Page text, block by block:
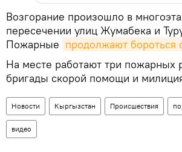
Возгорание произошло в
пересечении улиц Жумабека и
Пожарные продолжают бороться
На месте работают три пожарных
бригады скорой помощи и
Новости Кыргызстан Происшествия
видео